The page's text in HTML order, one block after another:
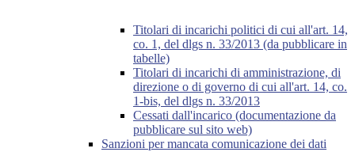
Titolari di incarichi politici di cui all'art. 14,
co. 1, del dlgs n. 33/2013 (da pubblicare in
tabelle)
Titolari di incarichi di amministrazione, di
direzione o di governo di cui all'art. 14, co.
1-bis, del dlgs n. 33/2013
Cessati dall'incarico (documentazione da
pubblicare sul sito web)
Sanzioni per mancata comunicazione dei dati